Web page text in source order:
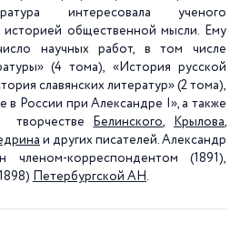
интересовала ученого
историей общественной мысли. Ему
научных работ, в том числе
(4 тома), «История русской
славянских литератур» (2 тома),
России при Александре I», а также
творчестве
Белинского, Крылова,
и других писателей. Александр
членом-корреспондентом (1891),
Петербургской АН.